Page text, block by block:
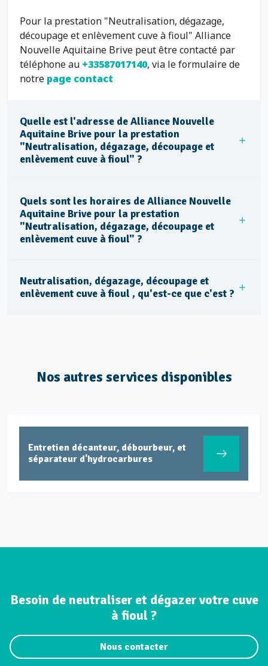
Pour la prestation "Neutralisation, dégazage,
découpage et enlèvement cuve à fioul" Alliance
Nouvelle Aquitaine Brive peut être contacté par
téléphone au +33587017140, via le formulaire de
notre page contact
Quelle est l'adresse de Alliance Nouvelle
Aquitaine Brive pour la prestation
"Neutralisation, dégazage, découpage et
enlèvement cuve à fioul" ?
Quels sont les horaires de Alliance Nouvelle
Aquitaine Brive pour la prestation
"Neutralisation, dégazage, découpage et
enlèvement cuve à fioul" ?
Neutralisation, dégazage, découpage et
enlèvement cuve à fioul , qu'est-ce que c'est ?
Nos autres services disponibles
Entretien décanteur, débourbeur, et
séparateur d'hydrocarbures
Besoin de neutraliser et dégazer votre cuve
à fioul ?
Nous contacter